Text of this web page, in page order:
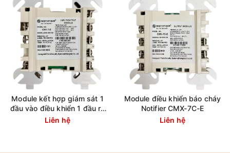
Module kết hợp giám sát 1
đầu vào điều khiển 1 đầu ra
Notifier CMX-7-E
Liên hệ
Module điều khiển báo cháy
Notifier CMX-7C-E
Liên hệ